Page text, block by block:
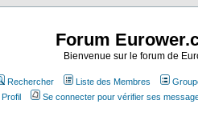
Forum
Bienvenue sur le forum de
Rechercher Liste des Membres
Profil
Se connecter pour vérifier ses